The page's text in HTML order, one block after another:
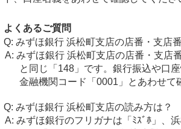
よくあるご質問
みずほ銀行 浜松町支店の店番・支店
みずほ銀行 浜松町支店の店番・支店
と同じ「148」です。銀行振込や口座
金融機関コード「0001」とあわせて
みずほ銀行 浜松町支店の読み方は？
みずほ銀行のフリガナは「ﾐｽﾞﾎ」、